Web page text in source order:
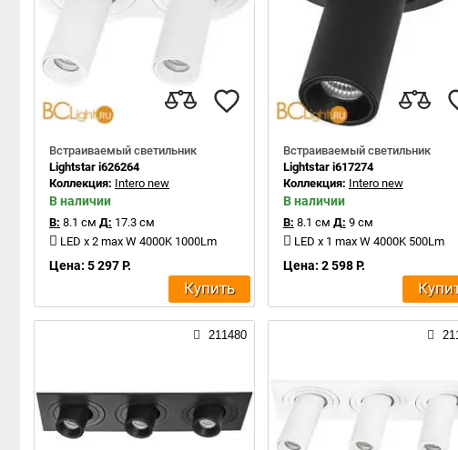
Встраиваемый светильник
Lightstar i626264
Коллекция: Intero new
В наличии
В: 8.1 см Д: 17.3 см
LED x 2 max W 4000K 1000Lm
Цена: 5 297 Р.
Купить
Встраиваемый светильник
Lightstar i617274
Коллекция: Intero new
В наличии
В: 8.1 см Д: 9 см
LED x 1 max W 4000K 500Lm
Цена: 2 598 Р.
211480